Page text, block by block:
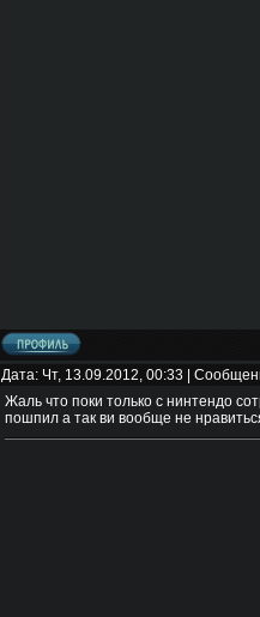
Дата: Чт, 13.09.2012, 00:33 |
Жаль что поки только с нинтендо
пошпил а так ви вообще не